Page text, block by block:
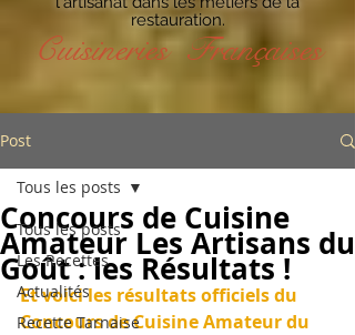
restauration.
Cuisineries Françaises
Post
Tous les posts
Les Recettes
Actualités
Recette Tarnaise
Tous les posts
Concours de Cuisine
Amateur Les Artisans du
Goût : les Résultats !
Et voici les résultats officiels du
Concours de Cuisine Amateur du